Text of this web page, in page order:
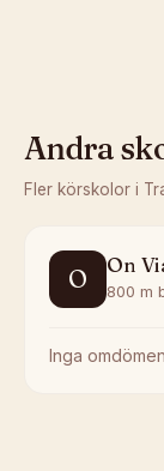
Andra
Fler körskolor i
O On
800 m
Inga omdömen